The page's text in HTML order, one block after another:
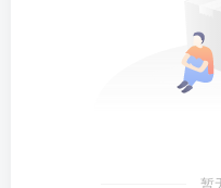
暂